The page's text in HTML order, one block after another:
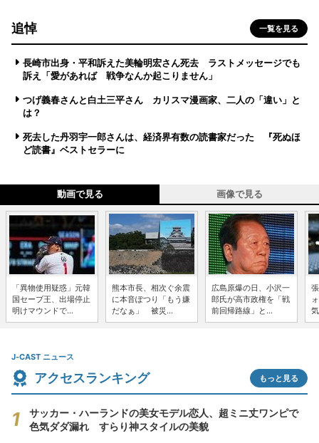
追悼 一覧を見る
長崎市出身・平和訴えた美輪明宏さん死去 ラストメッセージでも
訴え「愛があれば 戦争なんか起こりません」
つげ義春さんと白土三平さん カリスマ漫画家、二人の「違い」と
は？
死去した丹羽宇一郎さんは、経済界有数の読書家だった 『死ぬほ
ど読書』ベストセラーに
動画で見る 画像で見る
「異物使用疑惑」元韓
国セーブ王、出場停止
明けマウンドで...
熊本市長、相次ぐ余震
に本音ぽつり「もう嫌
だなぁ」 被災...
広島原爆の日、小沢一
郎氏が高市政権を「戦
前回帰路線」と...
J-CAST ニュース
アクセスランキング もっと見る
サッカー・ハーランドの美女モデル恋人、超ミニ丈ワンピで
色気ダダ漏れ すらり神スタイルの美貌